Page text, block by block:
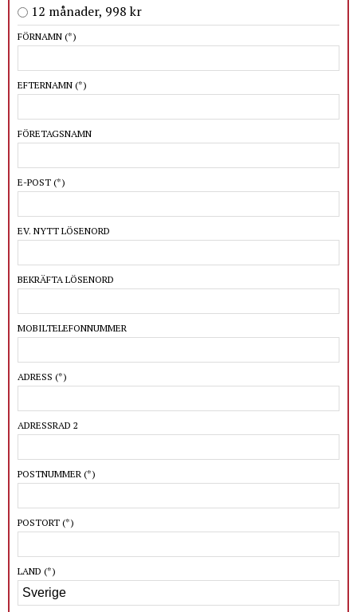
12 månader, 998 kr
FÖRNAMN (*)
EFTERNAMN (*)
FÖRETAGSNAMN
E-POST (*)
EV. NYTT LÖSENORD
BEKRÄFTA LÖSENORD
MOBILTELEFONNUMMER
ADRESS (*)
ADRESSRAD 2
POSTNUMMER (*)
POSTORT (*)
LAND (*)